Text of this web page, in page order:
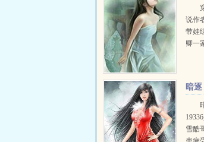
崽崽
说作
带娃
卿一
暗逐
雪酷